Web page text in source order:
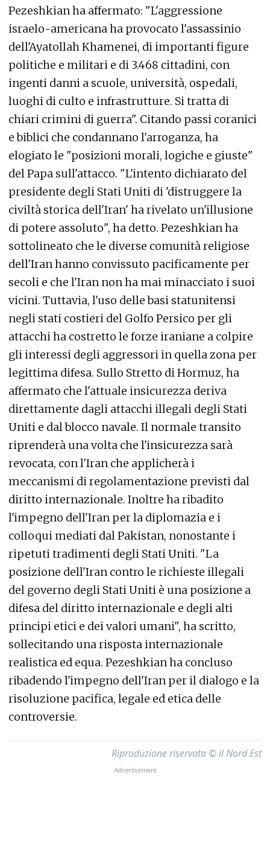
Pezeshkian ha affermato: "L'aggressione
israelo-americana ha provocato l'assassinio
dell'Ayatollah Khamenei, di importanti figure
politiche e militari e di 3.468 cittadini, con
ingenti danni a scuole, università, ospedali,
luoghi di culto e infrastrutture. Si tratta di
chiari crimini di guerra". Citando passi coranici
e biblici che condannano l'arroganza, ha
elogiato le "posizioni morali, logiche e giuste"
del Papa sull'attacco. "L'intento dichiarato del
presidente degli Stati Uniti di 'distruggere la
civiltà storica dell'Iran' ha rivelato un'illusione
di potere assoluto", ha detto. Pezeshkian ha
sottolineato che le diverse comunità religiose
dell'Iran hanno convissuto pacificamente per
secoli e che l'Iran non ha mai minacciato i suoi
vicini. Tuttavia, l'uso delle basi statunitensi
negli stati costieri del Golfo Persico per gli
attacchi ha costretto le forze iraniane a colpire
gli interessi degli aggressori in quella zona per
legittima difesa. Sullo Stretto di Hormuz, ha
affermato che l'attuale insicurezza deriva
direttamente dagli attacchi illegali degli Stati
Uniti e dal blocco navale. Il normale transito
riprenderà una volta che l'insicurezza sarà
revocata, con l'Iran che applicherà i
meccanismi di regolamentazione previsti dal
diritto internazionale. Inoltre ha ribadito
l'impegno dell'Iran per la diplomazia e i
colloqui mediati dal Pakistan, nonostante i
ripetuti tradimenti degli Stati Uniti. "La
posizione dell'Iran contro le richieste illegali
del governo degli Stati Uniti è una posizione a
difesa del diritto internazionale e degli alti
principi etici e dei valori umani", ha scritto,
sollecitando una risposta internazionale
realistica ed equa. Pezeshkian ha concluso
ribadendo l'impegno dell'Iran per il dialogo e la
risoluzione pacifica, legale ed etica delle
controversie.
Riproduzione riservata © il Nord Est